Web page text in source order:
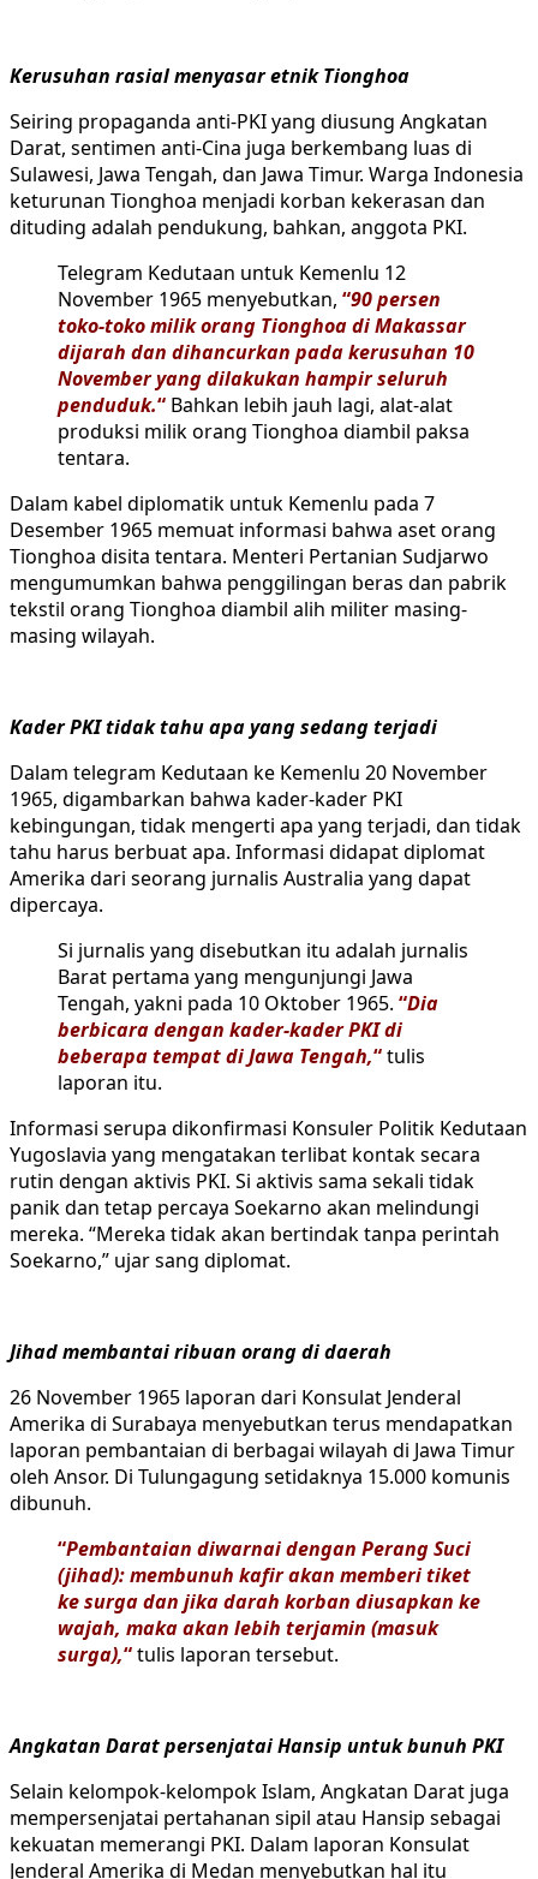
Kerusuhan rasial menyasar etnik Tionghoa
Seiring propaganda anti-PKI yang diusung Angkatan
Darat, sentimen anti-Cina juga berkembang luas di
Sulawesi, Jawa Tengah, dan Jawa Timur. Warga Indonesia
keturunan Tionghoa menjadi korban kekerasan dan
dituding adalah pendukung, bahkan, anggota PKI.
Telegram Kedutaan untuk Kemenlu 12
November 1965 menyebutkan, “90 persen
toko-toko milik orang Tionghoa di Makassar
dijarah dan dihancurkan pada kerusuhan 10
November yang dilakukan hampir seluruh
penduduk.“ Bahkan lebih jauh lagi, alat-alat
produksi milik orang Tionghoa diambil paksa
tentara.
Dalam kabel diplomatik untuk Kemenlu pada 7
Desember 1965 memuat informasi bahwa aset orang
Tionghoa disita tentara. Menteri Pertanian Sudjarwo
mengumumkan bahwa penggilingan beras dan pabrik
tekstil orang Tionghoa diambil alih militer masing-
masing wilayah.
Kader PKI tidak tahu apa yang sedang terjadi
Dalam telegram Kedutaan ke Kemenlu 20 November
1965, digambarkan bahwa kader-kader PKI
kebingungan, tidak mengerti apa yang terjadi, dan tidak
tahu harus berbuat apa. Informasi didapat diplomat
Amerika dari seorang jurnalis Australia yang dapat
dipercaya.
Si jurnalis yang disebutkan itu adalah jurnalis
Barat pertama yang mengunjungi Jawa
Tengah, yakni pada 10 Oktober 1965. “Dia
berbicara dengan kader-kader PKI di
beberapa tempat di Jawa Tengah,“tulis
laporan itu.
Informasi serupa dikonfirmasi Konsuler Politik Kedutaan
Yugoslavia yang mengatakan terlibat kontak secara
rutin dengan aktivis PKI. Si aktivis sama sekali tidak
panik dan tetap percaya Soekarno akan melindungi
mereka. “Mereka tidak akan bertindak tanpa perintah
Soekarno,” ujar sang diplomat.
Jihad membantai ribuan orang di daerah
26 November 1965 laporan dari Konsulat Jenderal
Amerika di Surabaya menyebutkan terus mendapatkan
laporan pembantaian di berbagai wilayah di Jawa Timur
oleh Ansor. Di Tulungagung setidaknya 15.000 komunis
dibunuh.
“Pembantaian diwarnai dengan Perang Suci
(jihad): membunuh kafir akan memberi tiket
ke surga dan jika darah korban diusapkan ke
wajah, maka akan lebih terjamin (masuk
surga),“tulis laporan tersebut.
Angkatan Darat persenjatai Hansip untuk bunuh PKI
Selain kelompok-kelompok Islam, Angkatan Darat juga
mempersenjatai pertahanan sipil atau Hansip sebagai
kekuatan memerangi PKI. Dalam laporan Konsulat
Jenderal Amerika di Medan menyebutkan hal itu